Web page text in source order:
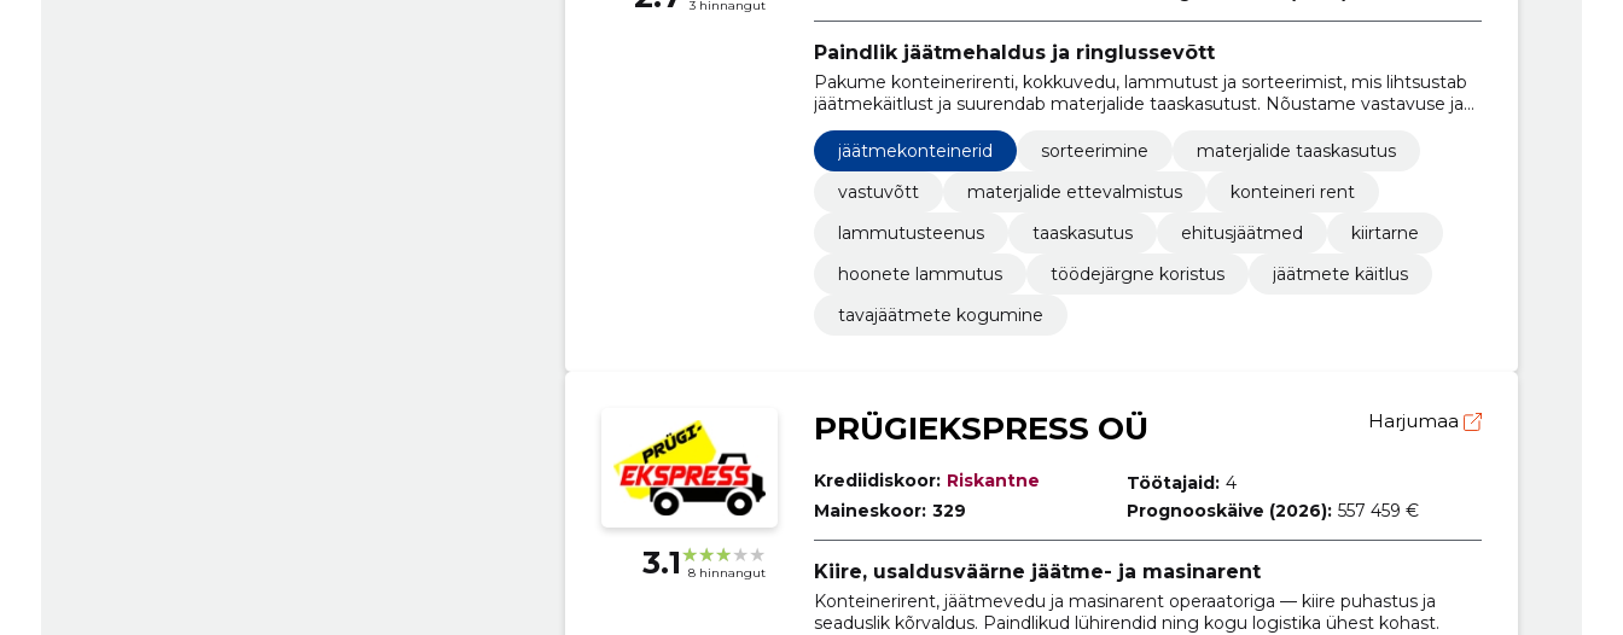
3 hinnangut
Paindlik jäätmehaldus ja ringlussevõtt
Pakume konteinerirenti, kokkuvedu, lammutust ja sorteerimist, mis lihtsustab
jäätmekäitlust ja suurendab materjalide taaskasutust. Nõustame vastavuse ja
tõhusa sorteerimise küsimustes.
jäätmekonteinerid
sorteerimine
materjalide taaskasutus
vastuvõtt
materjalide ettevalmistus
konteineri rent
lammutusteenus
taaskasutus ehitusjäätmed
kiirtarne
hoonete lammutus
töödejärgne koristus
jäätmete käitlus
tavajäätmete kogumine
3.1 8 hinnangut
PRÜGIEKSPRESS OÜ Harjumaa
Krediidiskoor: Riskantne
Maineskoor: 329
Töötajaid: 4
Prognooskäive (2026): 557 459 €
Kiire, usaldusväärne jäätme- ja masinarent
Konteinerirent, jäätmevedu ja masinarent operaatoriga — kiire puhastus ja
seaduslik kõrvaldus. Paindlikud lühirendid ning kogu logistika ühest kohast.